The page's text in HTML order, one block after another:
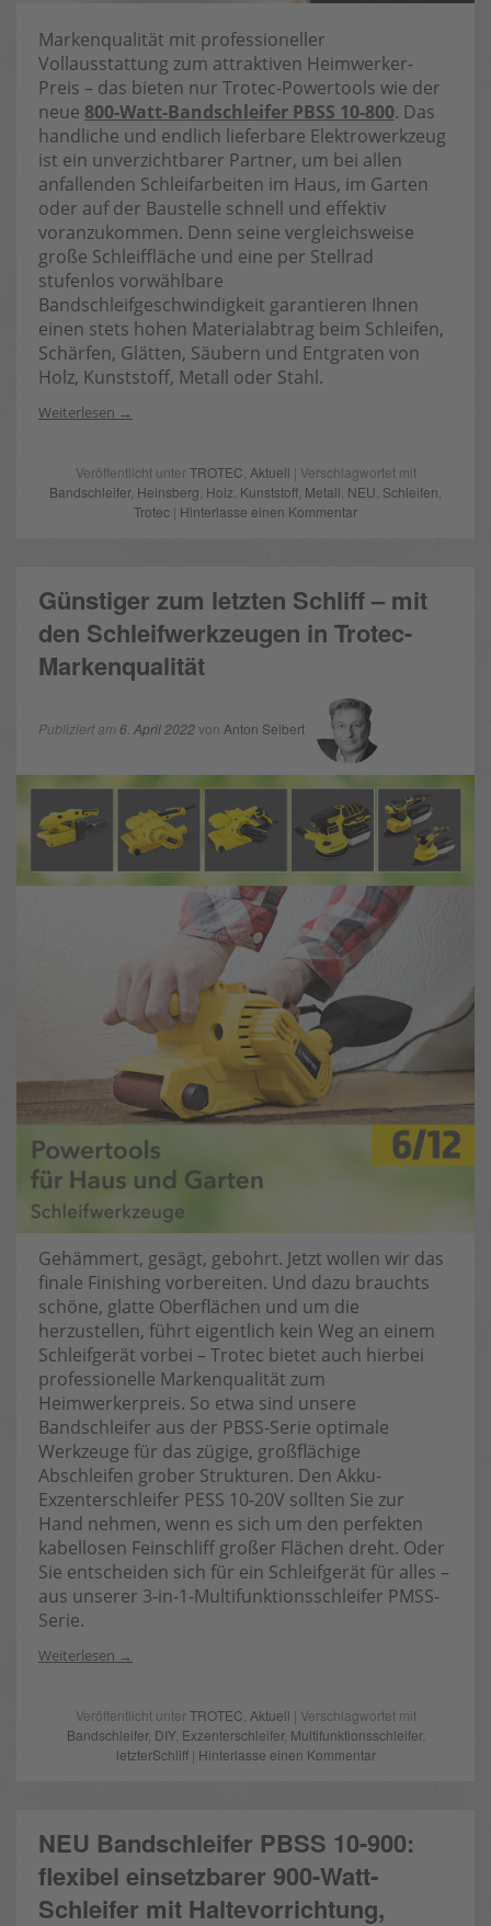
Markenqualität mit professioneller
Vollausstattung zum attraktiven Heimwerker-
Preis – das bieten nur Trotec-Powertools wie der
neue 800-Watt-Bandschleifer PBSS 10-800. Das
handliche und endlich lieferbare Elektrowerkzeug
ist ein unverzichtbarer Partner, um bei allen
anfallenden Schleifarbeiten im Haus, im Garten
oder auf der Baustelle schnell und effektiv
voranzukommen. Denn seine vergleichsweise
große Schleiffläche und eine per Stellrad
stufenlos vorwählbare
Bandschleifgeschwindigkeit garantieren Ihnen
einen stets hohen Materialabtrag beim Schleifen,
Schärfen, Glätten, Säubern und Entgraten von
Holz, Kunststoff, Metall oder Stahl.
Weiterlesen
Veröffentlicht unterTROTEC Aktuell | Verschlagwortet mit
Bandschleifer, Heinsberg Holz Kunststoff Metall NEU Schleifen
Trotec | Hinterlasse einen Kommentar
Günstiger zum letzten Schliff – mit
den Schleifwerkzeugen in Trotec-
Markenqualität
Publiziert am 6. April 2022von Anton Seibert
Gehämmert, gesägt, gebohrt. Jetzt wollen wir das
finale Finishing vorbereiten. Und dazu brauchts
schöne, glatte Oberflächen und um die
herzustellen, führt eigentlich kein Weg an einem
Schleifgerät vorbei – Trotec bietet auch hierbei
professionelle Markenqualität zum
Heimwerkerpreis. So etwa sind unsere
Bandschleifer aus der PBSS-Serie optimale
Werkzeuge für das zügige, großflächige
Abschleifen grober Strukturen. Den Akku-
Exzenterschleifer PESS 10-20V sollten Sie zur
Hand nehmen, wenn es sich um den perfekten
kabellosen Feinschliff großer Flächen dreht. Oder
Sie entscheiden sich für ein Schleifgerät für alles –
aus unserer 3-in-1-Multifunktionsschleifer PMSS-
Serie.
Weiterlesen
Veröffentlicht unterTROTEC Aktuell | Verschlagwortet mit
Bandschleifer, DIY, Exzenterschleifer, Multifunktionsschleifer,
letzterSchliff| Hinterlasse einen Kommentar
NEU Bandschleifer PBSS 10-900:
flexibel einsetzbarer 900-Watt-
Schleifer mit Haltevorrichtung,